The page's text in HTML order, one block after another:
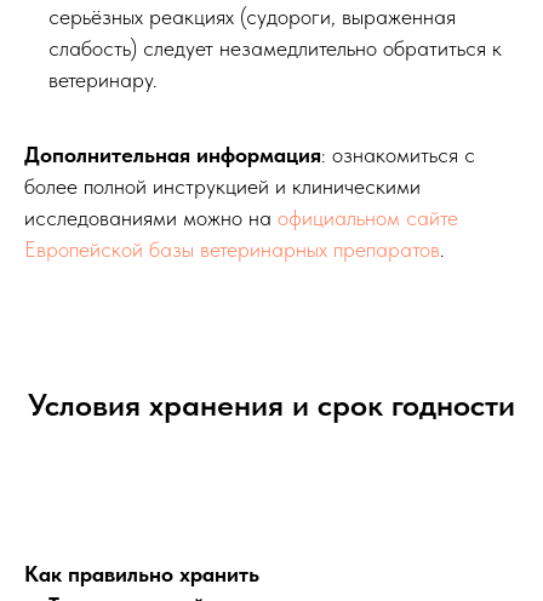
серьёзных реакциях (судороги, выраженная
слабость) следует незамедлительно обратиться к
ветеринару.
Дополнительная информация: ознакомиться с
более полной инструкцией и клиническими
исследованиями можно на официальном сайте
Европейской базы ветеринарных препаратов.
Условия хранения и срок годности
Как правильно хранить